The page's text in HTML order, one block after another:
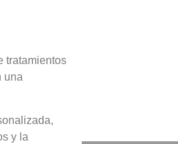
tratamientos
una
y la